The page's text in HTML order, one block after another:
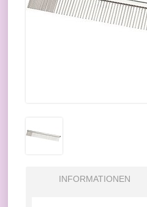
INFORMATIONEN